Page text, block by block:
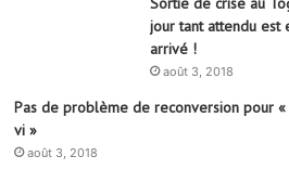
jour tant attendu est
arrivé !
août 3, 2018
Pas de problème de reconversion pour «
vi »
août 3, 2018